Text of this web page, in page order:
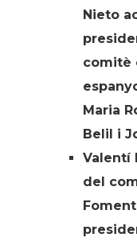
Nieto
comitè
Maria
Belil i
Valentí
del